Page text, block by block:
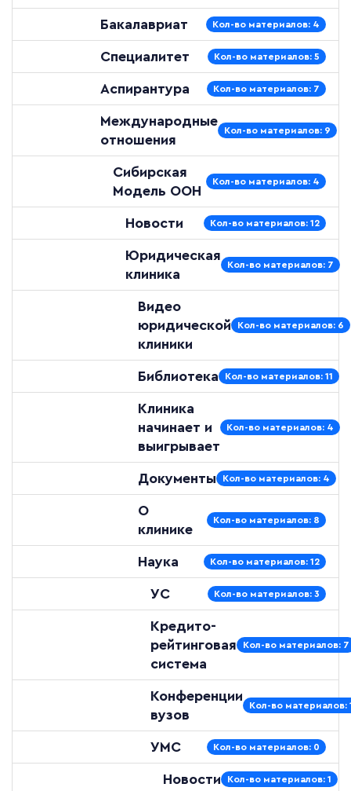
Бакалавриат Кол-во материалов: 4
Специалитет Кол-во материалов: 5
Аспирантура Кол-во материалов: 7
Международные
отношения
Кол-во материалов: 9
Сибирская
Модель ООН
Кол-во материалов: 4
Новости Кол-во материалов: 12
Юридическая
клиника
Кол-во материалов: 7
Видео
юридической
клиники
Кол-во материалов: 6
Библиотека Кол-во материалов: 11
Клиника
начинает и
выигрывает
Кол-во материалов: 4
Документы Кол-во материалов: 4
О
клинике
Кол-во материалов: 8
Наука Кол-во материалов: 12
УС Кол-во материалов: 3
Кредито-
рейтинговая
система
Кол-во материалов: 7
Конференции
вузов
Кол-во материалов:
УМС Кол-во материалов: 0
Новости Кол-во материалов: 1